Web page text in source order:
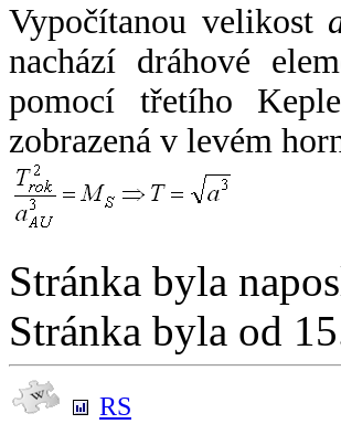
Vypočítanou velikost
nachází dráhové
pomocí třetího
zobrazená v levém
Stránka byla
Stránka byla od
RS